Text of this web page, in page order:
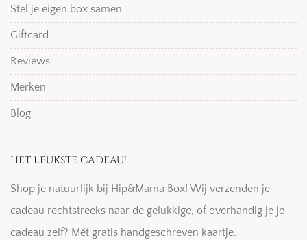
Stel je eigen box samen
Giftcard
Reviews
Merken
Blog
het leukste cadeau!
Shop je natuurlijk bij Hip&Mama Box! Wij verzenden je
cadeau rechtstreeks naar de gelukkige, of overhandig je je
cadeau zelf? Mét gratis handgeschreven kaartje.